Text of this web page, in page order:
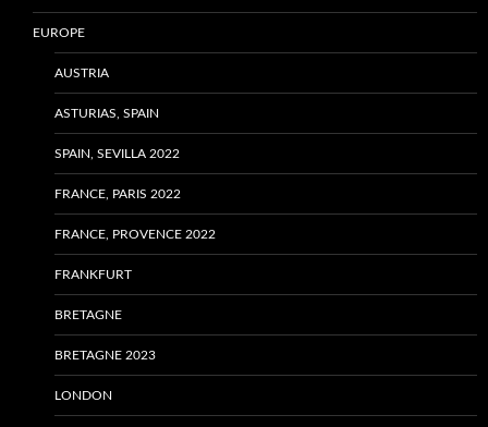
EUROPE
AUSTRIA
ASTURIAS, SPAIN
SPAIN, SEVILLA 2022
FRANCE, PARIS 2022
FRANCE, PROVENCE 2022
FRANKFURT
BRETAGNE
BRETAGNE 2023
LONDON